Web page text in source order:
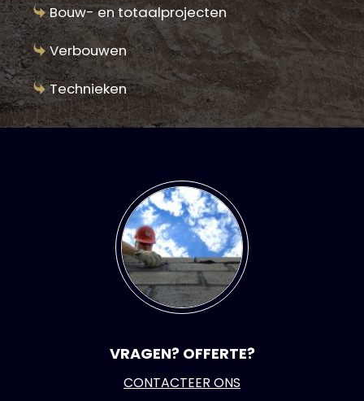
Bouw- en totaalprojecten
Verbouwen
Technieken
VRAGEN? OFFERTE?
CONTACTEER ONS